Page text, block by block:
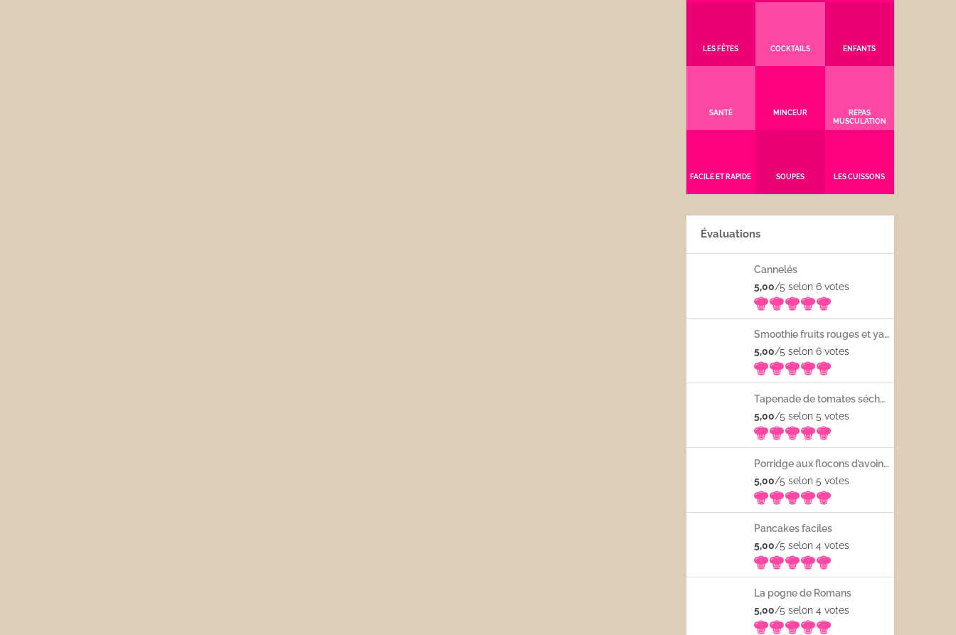
LES FÊTES COCKTAILS ENFANTS
SANTÉ MINCEUR
REPAS
MUSCULATION
FACILE ET RAPIDE SOUPES LES CUISSONS
Évaluations
Cannelés
5,00/5 selon 6 votes
Smoothie fruits rouges et yaourt
5,00/5 selon 6 votes
Tapenade de tomates séchées
5,00/5 selon 5 votes
Porridge aux flocons d’avoine avec les fruits frais
5,00/5 selon 5 votes
Pancakes faciles
5,00/5 selon 4 votes
La pogne de Romans
5,00/5 selon 4 votes